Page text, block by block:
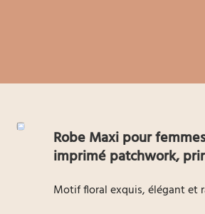
Robe Maxi pour
imprimé patchwork,
Motif floral exquis, élégant et